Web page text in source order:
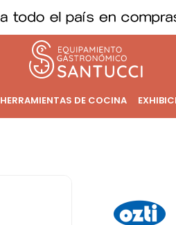
HERRAMIENTAS DE COCINA